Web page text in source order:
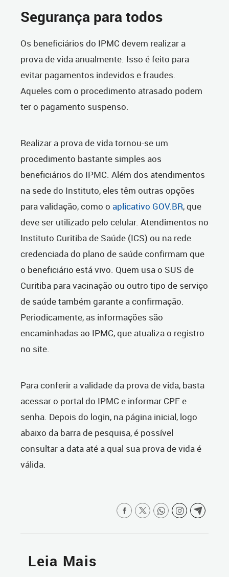
Segurança para todos
Os beneficiários do IPMC devem realizar a
prova de vida anualmente. Isso é feito para
evitar pagamentos indevidos e fraudes.
Aqueles com o procedimento atrasado podem
ter o pagamento suspenso.
Realizar a prova de vida tornou-se um
procedimento bastante simples aos
beneficiários do IPMC. Além dos atendimentos
na sede do Instituto, eles têm outras opções
para validação, como o aplicativo GOV.BR, que
deve ser utilizado pelo celular. Atendimentos no
Instituto Curitiba de Saúde (ICS) ou na rede
credenciada do plano de saúde confirmam que
o beneficiário está vivo. Quem usa o SUS de
Curitiba para vacinação ou outro tipo de serviço
de saúde também garante a confirmação.
Periodicamente, as informações são
encaminhadas ao IPMC, que atualiza o registro
no site.
Para conferir a validade da prova de vida, basta
acessar o portal do IPMC e informar CPF e
senha. Depois do login, na página inicial, logo
abaixo da barra de pesquisa, é possível
consultar a data até a qual sua prova de vida é
válida.
Leia Mais